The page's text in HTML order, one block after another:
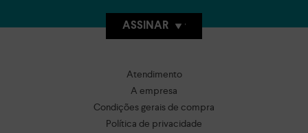
ASSINAR
Atendimento
A empresa
Condições gerais de compra
Política de privacidade